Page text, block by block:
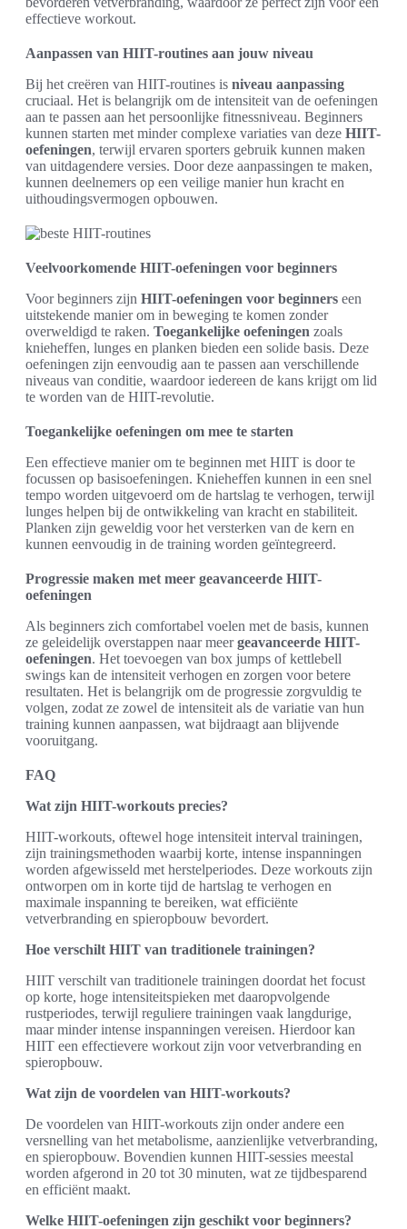
effectieve workout.
Aanpassen van HIIT-routines aan jouw niveau
Bij het creëren van HIIT-routines is niveau aanpassing
cruciaal. Het is belangrijk om de intensiteit van de oefeningen
aan te passen aan het persoonlijke fitnessniveau. Beginners
kunnen starten met minder complexe variaties van deze HIIT-
oefeningen, terwijl ervaren sporters gebruik kunnen maken
van uitdagendere versies. Door deze aanpassingen te maken,
kunnen deelnemers op een veilige manier hun kracht en
uithoudingsvermogen opbouwen.
Veelvoorkomende HIIT-oefeningen voor beginners
Voor beginners zijn HIIT-oefeningen voor beginners een
uitstekende manier om in beweging te komen zonder
overweldigd te raken. Toegankelijke oefeningen zoals
knieheffen, lunges en planken bieden een solide basis. Deze
oefeningen zijn eenvoudig aan te passen aan verschillende
niveaus van conditie, waardoor iedereen de kans krijgt om lid
te worden van de HIIT-revolutie.
Toegankelijke oefeningen om mee te starten
Een effectieve manier om te beginnen met HIIT is door te
focussen op basisoefeningen. Knieheffen kunnen in een snel
tempo worden uitgevoerd om de hartslag te verhogen, terwijl
lunges helpen bij de ontwikkeling van kracht en stabiliteit.
Planken zijn geweldig voor het versterken van de kern en
kunnen eenvoudig in de training worden geïntegreerd.
Progressie maken met meer geavanceerde HIIT-
oefeningen
Als beginners zich comfortabel voelen met de basis, kunnen
ze geleidelijk overstappen naar meergeavanceerde HIIT-
oefeningen. Het toevoegen van box jumps of kettlebell
swings kan de intensiteit verhogen en zorgen voor betere
resultaten. Het is belangrijk om de progressie zorgvuldig te
volgen, zodat ze zowel de intensiteit als de variatie van hun
training kunnen aanpassen, wat bijdraagt aan blijvende
vooruitgang.
FAQ
Wat zijn HIIT-workouts precies?
HIIT-workouts, oftewel hoge intensiteit interval trainingen,
zijn trainingsmethoden waarbij korte, intense inspanningen
worden afgewisseld met herstelperiodes. Deze workouts zijn
ontworpen om in korte tijd de hartslag te verhogen en
maximale inspanning te bereiken, wat efficiënte
vetverbranding en spieropbouw bevordert.
Hoe verschilt HIIT van traditionele trainingen?
HIIT verschilt van traditionele trainingen doordat het focust
op korte, hoge intensiteitspieken met daaropvolgende
rustperiodes, terwijl reguliere trainingen vaak langdurige,
maar minder intense inspanningen vereisen. Hierdoor kan
HIIT een effectievere workout zijn voor vetverbranding en
spieropbouw.
Wat zijn de voordelen van HIIT-workouts?
De voordelen van HIIT-workouts zijn onder andere een
versnelling van het metabolisme, aanzienlijke vetverbranding,
en spieropbouw. Bovendien kunnen HIIT-sessies meestal
worden afgerond in 20 tot 30 minuten, wat ze tijdbesparend
en efficiënt maakt.
Welke HIIT-oefeningen zijn geschikt voor beginners?